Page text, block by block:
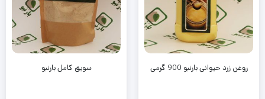
روغن زرد حیوانی بارنبو 900 گرمی سویق کامل بارنبو